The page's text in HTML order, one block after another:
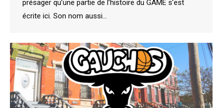
présager qu’une partie de l’histoire du GAME s’est
écrite ici. Son nom aussi…